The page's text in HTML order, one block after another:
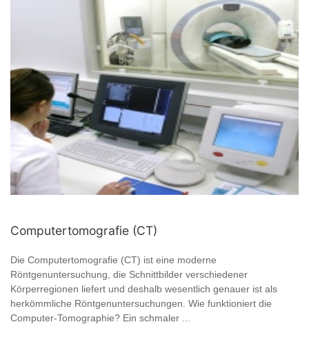
Computertomografie (CT)
Die Computertomografie (CT) ist eine moderne
Röntgenuntersuchung, die Schnittbilder verschiedener
Körperregionen liefert und deshalb wesentlich genauer ist als
herkömmliche Röntgenuntersuchungen. Wie funktioniert die
Computer-Tomographie? Ein schmaler ...